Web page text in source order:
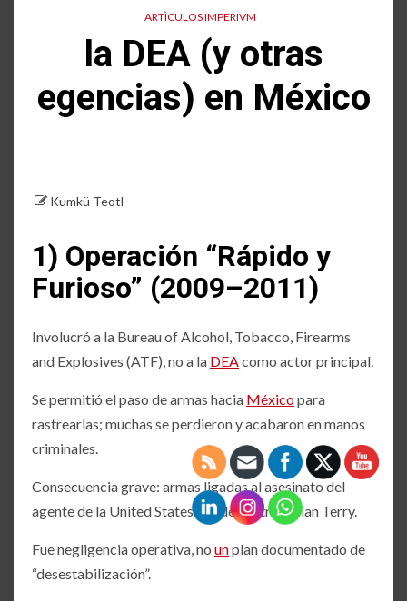
ARTÌCULOS IMPERIVM
la DEA (y otras
egencias) en México
Kumkü Teotl
1) Operación “Rápido y
Furioso” (2009–2011)
Involucró a la Bureau of Alcohol, Tobacco, Firearms
and Explosives (ATF), no a la DEA como actor principal.
Se permitió el paso de armas hacia Méxicopara
rastrearlas; muchas se perdieron y acabaron en manos
criminales.
Consecuencia grave: armas ligadas al asesinato del
agente de la United States Border Patrol Brian Terry.
Fue negligencia operativa, no unplan documentado de
“desestabilización”.